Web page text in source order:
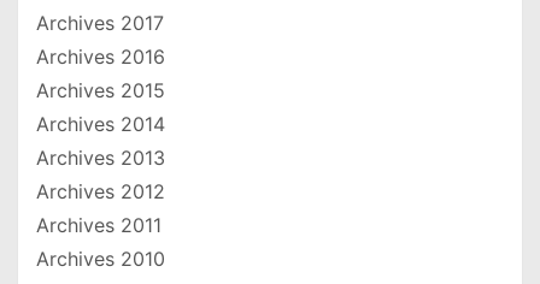
Archives 2017
Archives 2016
Archives 2015
Archives 2014
Archives 2013
Archives 2012
Archives 2011
Archives 2010